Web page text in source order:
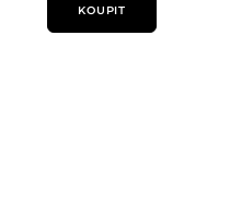
KOUPIT